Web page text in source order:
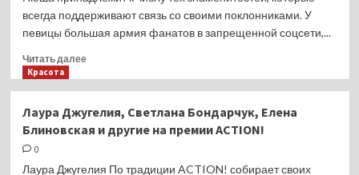
нужно
лечить
всегда поддерживают связь со своими поклонниками. У
певицы большая армия фанатов в запрещенной соцсети,...
Читать далееПрочитать
выложила
фото
фильтров
Красота
Лаура Джугелия, Светлана Бондарчук, Елена
Блиновская и другие на премии ACTION!
0
Лаура Джугелия По традиции ACTION! собирает своих